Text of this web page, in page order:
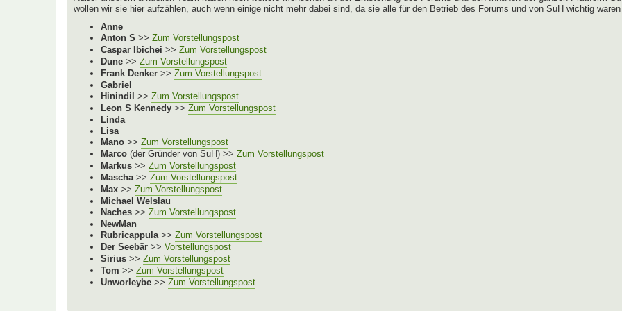
wollen wir sie hier aufzählen, auch wenn einige nicht mehr dabei sind, da sie alle für den Betrieb des Forums und von SuH wichtig waren
Anne
Anton S >> Zum Vorstellungspost
Caspar Ibichei >> Zum Vorstellungspost
Dune >> Zum Vorstellungspost
Frank Denker >> Zum Vorstellungspost
Gabriel
Hinindil >> Zum Vorstellungspost
Leon S Kennedy >> Zum Vorstellungspost
Linda
Lisa
Mano >> Zum Vorstellungspost
Marco (der Gründer von SuH) >> Zum Vorstellungspost
Markus >> Zum Vorstellungspost
Mascha>> Zum Vorstellungspost
Max >> Zum Vorstellungspost
Michael Welslau
Naches >> Zum Vorstellungspost
NewMan
Rubricappula>> Zum Vorstellungspost
Der Seebär >> Vorstellungspost
Sirius >> Zum Vorstellungspost
Tom >> Zum Vorstellungspost
Unworleybe >> Zum Vorstellungspost